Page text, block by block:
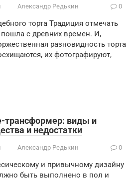
Александр Редькин 0
торта Традиция отмечать
с древних времен. И,
разновидность торта
их фотографируют,
трансформер: виды и
и недостатки
Александр Редькин 0
и привычному дизайну
быть выполнено в пол и